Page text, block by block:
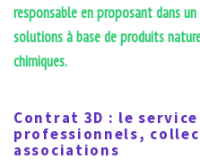
responsable en proposant dans
solutions à base de produits
chimiques.
Contrat 3D : le
professionnels,
associations